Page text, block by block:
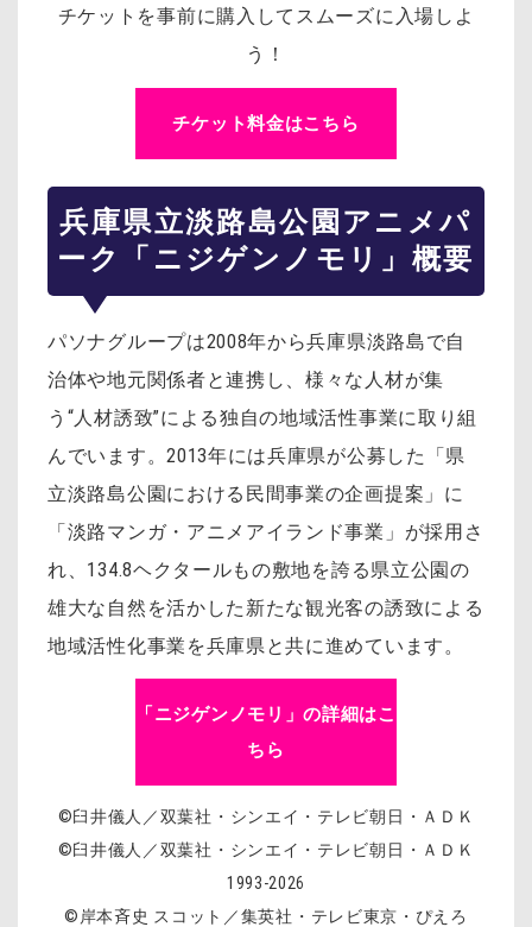
チケットを事前に購入してスムーズに入場しよ
う！
チケット料金はこちら
兵庫県立淡路島公園アニメパ
ーク「ニジゲンノモリ」概要
パソナグループは2008年から兵庫県淡路島で自
治体や地元関係者と連携し、様々な人材が集
う“人材誘致”による独自の地域活性事業に取り組
んでいます。2013年には兵庫県が公募した「県
立淡路島公園における民間事業の企画提案」に
「淡路マンガ・アニメアイランド事業」が採用さ
れ、134.8ヘクタールもの敷地を誇る県立公園の
雄大な自然を活かした新たな観光客の誘致による
地域活性化事業を兵庫県と共に進めています。
「ニジゲンノモリ」の詳細はこ
ちら
©臼井儀人／双葉社・シンエイ・テレビ朝日・ＡＤＫ
©臼井儀人／双葉社・シンエイ・テレビ朝日・ＡＤＫ
1993-2026
©岸本斉史 スコット／集英社・テレビ東京・ぴえろ